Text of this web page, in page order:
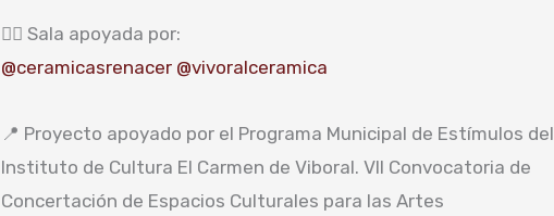
👉🏼 Sala apoyada por:
@ceramicasrenacer @vivoralceramica
📍 Proyecto apoyado por el Programa Municipal de Estímulos del
Instituto de Cultura El Carmen de Viboral. VII Convocatoria de
Concertación de Espacios Culturales para las Artes